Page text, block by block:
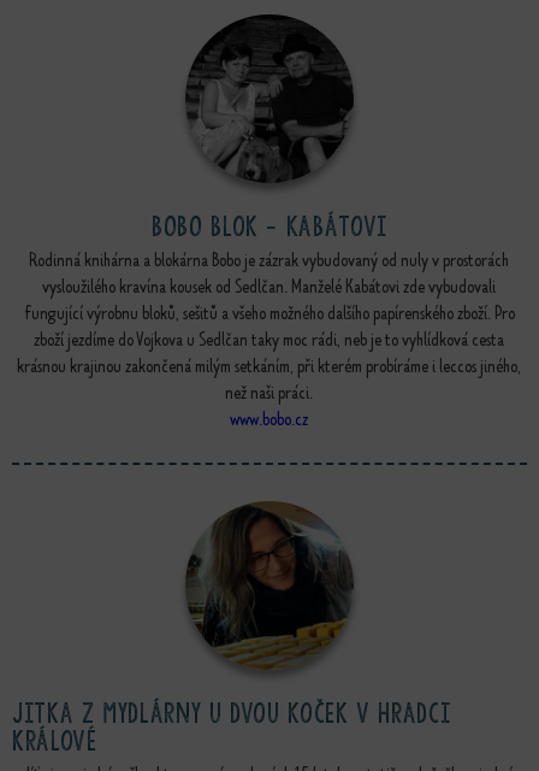
BOBO blok - Kabátovi
Rodinná knihárna a blokárna Bobo je zázrak vybudovaný od nuly v prostorách
vysloužilého kravína kousek od Sedlčan. Manželé Kabátovi zde vybudovali
fungující výrobnu bloků, sešitů a všeho možného dalšího papírenského zboží. Pro
zboží jezdíme do Vojkova u Sedlčan taky moc rádi, neb je to vyhlídková cesta
krásnou krajinou zakončená milým setkáním, při kterém probíráme i leccos jiného,
než naši práci.
www.bobo.cz
Jitka z mydlárny u dvou koček v hradci
králové